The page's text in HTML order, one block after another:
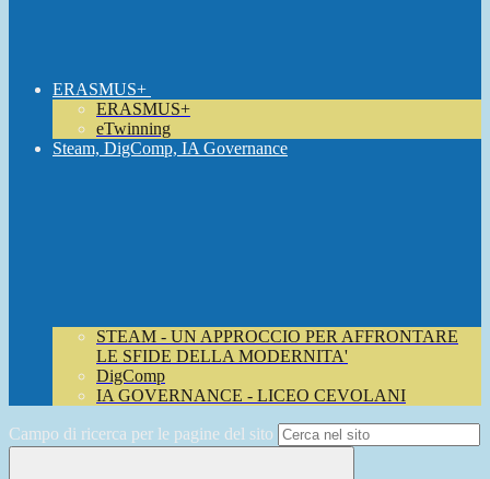
ERASMUS+
ERASMUS+
eTwinning
Steam, DigComp, IA Governance
STEAM - UN APPROCCIO PER AFFRONTARE
LE SFIDE DELLA MODERNITA'
DigComp
IA GOVERNANCE - LICEO CEVOLANI
Campo di ricerca per le pagine del sito